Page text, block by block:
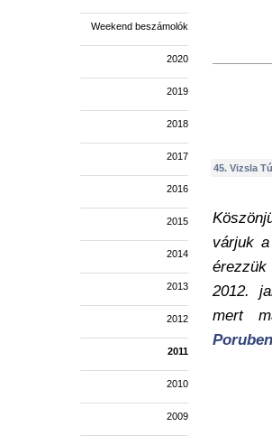
Weekend beszámolók
2020
2019
2018
2017
2016
2015
2014
2013
2012
2011
2010
2009
45. Vizsla
várjuk
2012.
mert